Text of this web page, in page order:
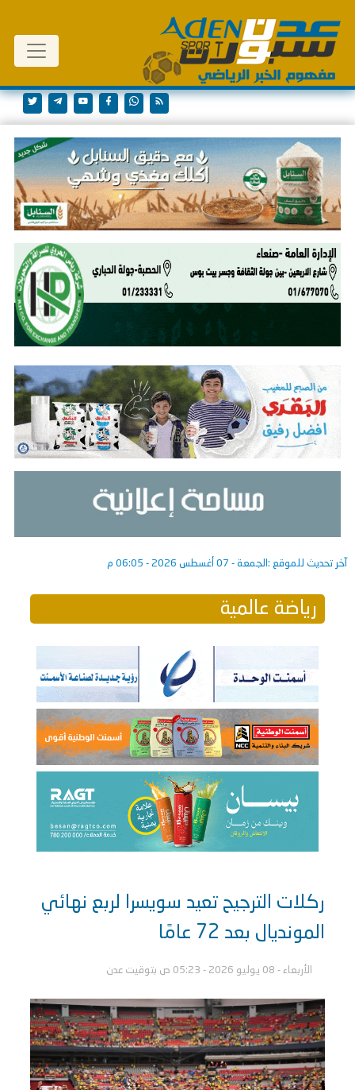
آخر تحديث للموقع : الجمعة - 07 أغسطس 2026 - 06:05 م
رياضة عالمية
ركلات الترجيح تعيد سويسرا لربع نهائي
المونديال بعد 72 عامًا
الأربعاء - 08 يوليو 2026 - 05:23 ص بتوقيت عدن